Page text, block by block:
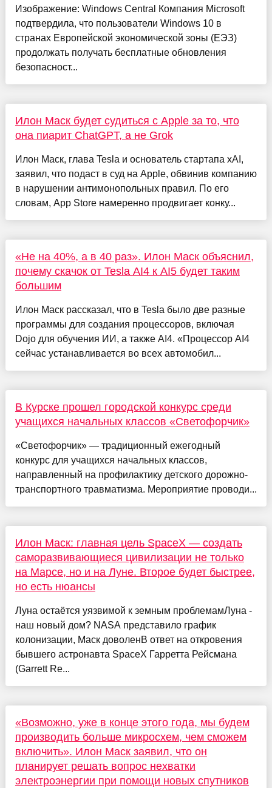
Изображение: Windows Central Компания Microsoft
подтвердила, что пользователи Windows 10 в
странах Европейской экономической зоны (ЕЭЗ)
продолжать получать бесплатные обновления
безопасност...
Илон Маск будет судиться с Apple за то, что
она пиарит ChatGPT, а не Grok
Илон Маск, глава Tesla и основатель стартапа xAI,
заявил, что подаст в суд на Apple, обвинив компанию
в нарушении антимонопольных правил. По его
словам, App Store намеренно продвигает конку...
«Не на 40%, а в 40 раз». Илон Маск объяснил,
почему скачок от Tesla AI4 к AI5 будет таким
большим
Илон Маск рассказал, что в Tesla было две разные
программы для создания процессоров, включая
Dojo для обучения ИИ, а также AI4. «Процессор AI4
сейчас устанавливается во всех автомобил...
В Курске прошел городской конкурс среди
учащихся начальных классов «Светофорчик»
«Светофорчик» — традиционный ежегодный
конкурс для учащихся начальных классов,
направленный на профилактику детского дорожно-
транспортного травматизма. Мероприятие проводи...
Илон Маск: главная цель SpaceX — создать
саморазвивающиеся цивилизации не только
на Марсе, но и на Луне. Второе будет быстрее,
но есть нюансы
Луна остаётся уязвимой к земным проблемамЛуна -
наш новый дом? NASA представило график
колонизации, Маск доволенВ ответ на откровения
бывшего астронавта SpaceX Гарретта Рейсмана
(Garrett Re...
«Возможно, уже в конце этого года, мы будем
производить больше микросхем, чем сможем
включить». Илон Маск заявил, что он
планирует решать вопрос нехватки
электроэнергии при помощи новых спутников